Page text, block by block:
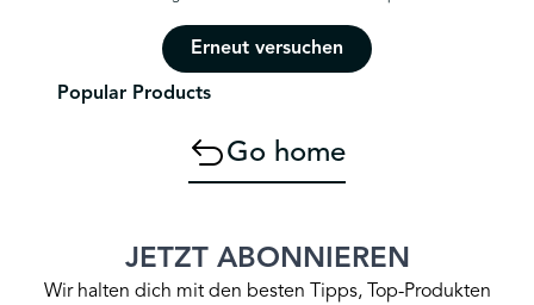
Erneut versuchen
Popular Products
Go home
JETZT ABONNIEREN
Wir halten dich mit den besten Tipps, Top-Produkten